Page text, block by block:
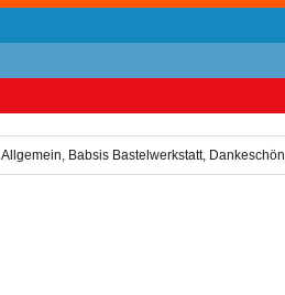
Allgemein, Babsis Bastelwerkstatt, Dankeschön